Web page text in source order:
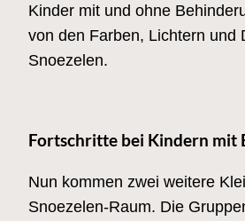
Kinder mit und ohne
von den Farben, Lichtern und
Snoezelen.
Fortschritte bei Kindern mit
Nun kommen zwei weitere
Snoezelen-Raum. Die